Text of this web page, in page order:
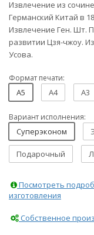
Извлечение из
Германский Китай в
Извлечение Ген. Шт.
развитии Цзя-чжоу.
Усова.
Формат печати:
A5 A4 A3
Вариант исполнения:
Суперэконом
Подарочный
Посмотреть
изготовления
Собственное